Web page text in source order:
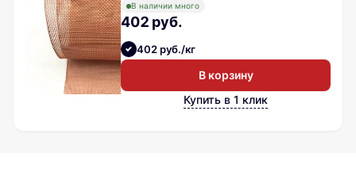
В наличии много
402 руб.
402 руб./кг
В корзину
Купить в 1 клик